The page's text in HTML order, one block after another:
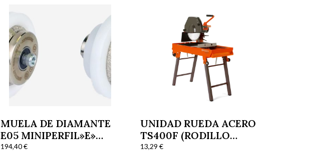
MUELA DE DIAMANTE
E05 MINIPERFIL»E»
PROF. 5
194,40€
UNIDAD RUEDA ACERO
TS400F (RODILLO
BANEDJA MÓVIL)
13,29€